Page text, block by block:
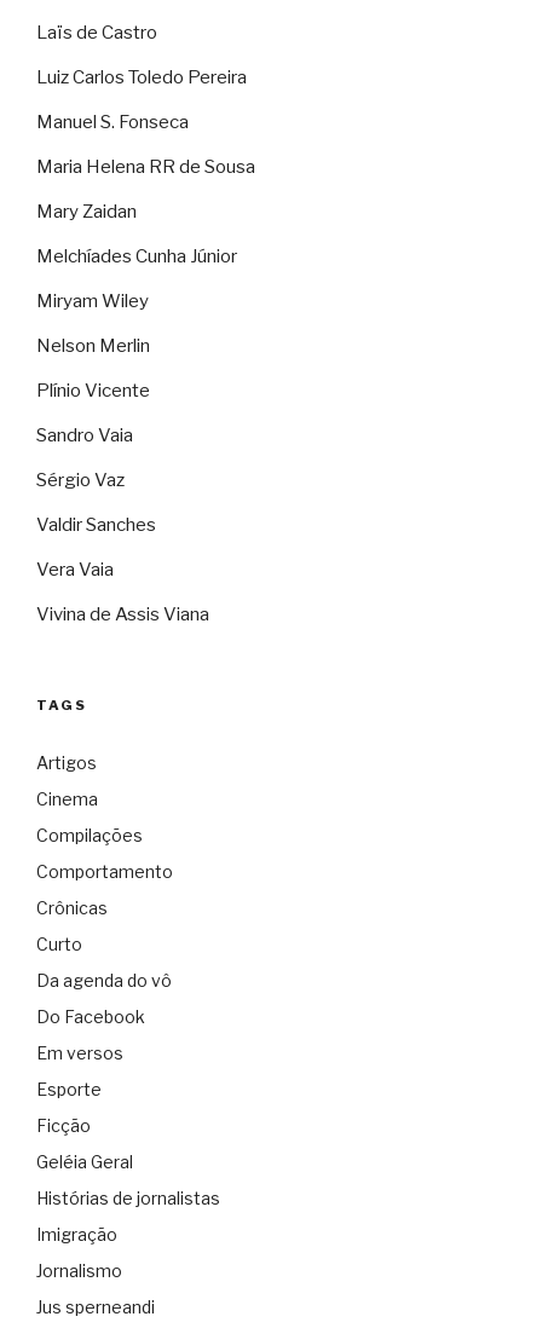
Laïs de Castro
Luiz Carlos Toledo Pereira
Manuel S. Fonseca
Maria Helena RR de Sousa
Mary Zaidan
Melchíades Cunha Júnior
Miryam Wiley
Nelson Merlin
Plínio Vicente
Sandro Vaia
Sérgio Vaz
Valdir Sanches
Vera Vaia
Vivina de Assis Viana
TAGS
Artigos
Cinema
Compilações
Comportamento
Crônicas
Curto
Da agenda do vô
Do Facebook
Em versos
Esporte
Ficção
Geléia Geral
Histórias de jornalistas
Imigração
Jornalismo
Jus sperneandi